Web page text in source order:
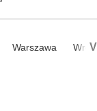
Warszawa V